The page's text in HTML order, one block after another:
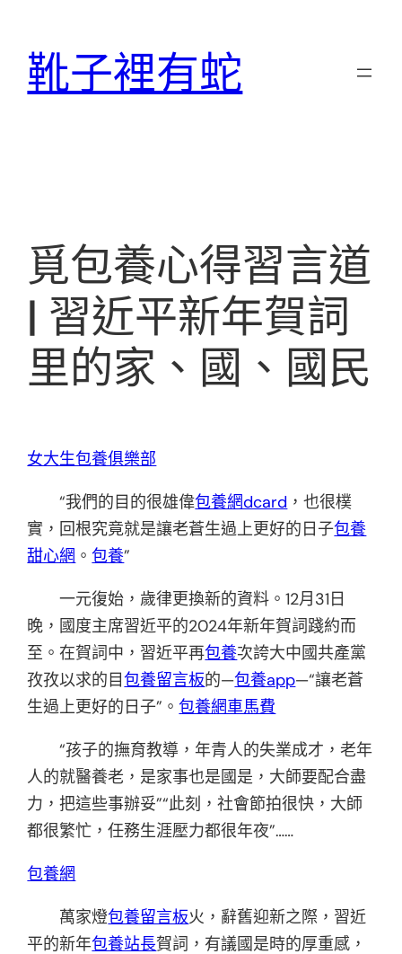
靴子裡有蛇
覓包養心得習言道
| 習近平新年賀詞
里的家、國、國民
女大生包養俱樂部
“我們的目的很雄偉包養網dcard ，也很樸
實，回根究竟就是讓老蒼生過上更好的日子包養
甜心網 。包養”
一元復始，歲律更換新的資料。12月31日
晚，國度主席習近平的2024年新年賀詞踐約而
至。在賀詞中，習近平再包養次誇大中國共產黨
孜孜以求的目包養留言板的—包養app—“讓老蒼
生過上更好的日子”。包養網車馬費
“孩子的撫育教導，年青人的失業成才，老年
人的就醫養老，是家事也是國是，大師要配合盡
力，把這些事辦妥”“此刻，社會節拍很快，大師
都很繁忙，任務生涯壓力都很年夜”……
包養網
萬家燈包養留言板火，辭舊迎新之際，習近
平的新年包養站長賀詞，有議國是時的厚重感，